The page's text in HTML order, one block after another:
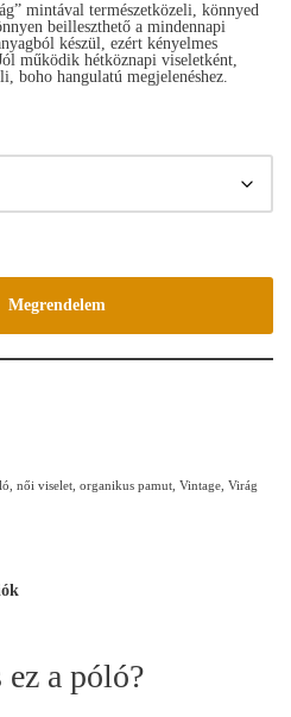
mintával természetközeli, könnyed
beilleszthető a mindennapi
készül, ezért kényelmes
működik hétköznapi viseletként,
boho hangulatú megjelenéshez.
Megrendelem
, női viselet, organikus pamut, Vintage, Virág
a póló?